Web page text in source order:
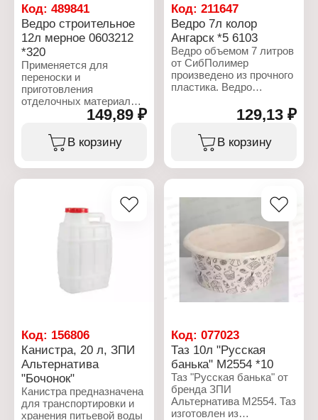
Код: 489841
Ведро строительное
12л мерное 0603212
*320
Применяется для
переноски и
приготовления
отделочных материалов.
Изготовлено из
ударопрочного пластика,
обеспечивающего
длительный срок
Артикул: 603212
Тип товара: Ведро
Назначение:
Габаритные размеры:
290х290х300 мм
149,89 ₽
В корзину
Код:211647
Ведро 7л колор
Ангарск *5 6103
Ведро объемом 7 литров
от СибПолимер
произведено из прочного
пластика. Ведро
применения в домашнем
хозяйстве или на
приусадебном участке.
Ведро подойдет для
овощей, хранения и
сыпучих продуктов.
Ведро оснащено ручкой,
для более удобной
переноски и
взвешивания.
Характеристики:
Торговая марка:
СибПолимер
Серия: Колор
Тип товара: Ведро
Объем: 7 л
Материал: пластик
Цвет: в ассортименте
Габаритные размеры:
260х260х230 мм
129,13 ₽
В корзину
Код: 156806
Канистра, 20 л, ЗПИ
Альтернатива
"Бочонок"
Канистра предназначена
для транспортировки и
хранения питьевой воды
Код:077023
Таз 10л "Русская
банька" М2554 *10
Таз "Русская банька" от
бренда ЗПИ
Альтернатива М2554. Таз
изготовлен из